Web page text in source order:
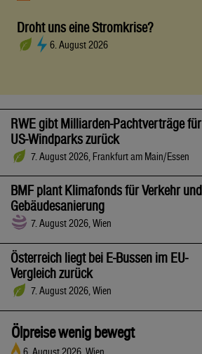
Droht uns eine Stromkrise?
6. August 2026
RWE gibt Milliarden-Pachtverträge für
US-Windparks zurück
7. August 2026, Frankfurt am Main/Essen
BMF plant Klimafonds für Verkehr und
Gebäudesanierung
7. August 2026, Wien
Österreich liegt bei E-Bussen im EU-
Vergleich zurück
7. August 2026, Wien
Ölpreise wenig bewegt